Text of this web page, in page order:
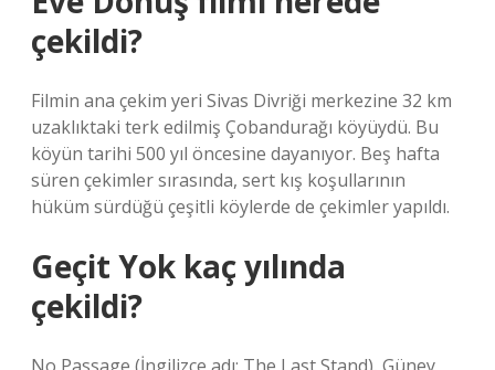
çekildi?
Filmin ana çekim yeri Sivas Divriği merkezine 32 km
uzaklıktaki terk edilmiş Çobandurağı köyüydü. Bu
köyün tarihi 500 yıl öncesine dayanıyor. Beş hafta
süren çekimler sırasında, sert kış koşullarının
hüküm sürdüğü çeşitli köylerde de çekimler yapıldı.
Geçit Yok kaç yılında
çekildi?